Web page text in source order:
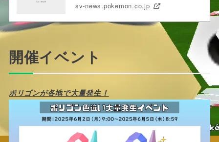
sv-news.pokemon.co.jp
開催イベント
ポリゴンが各地で大量発生！